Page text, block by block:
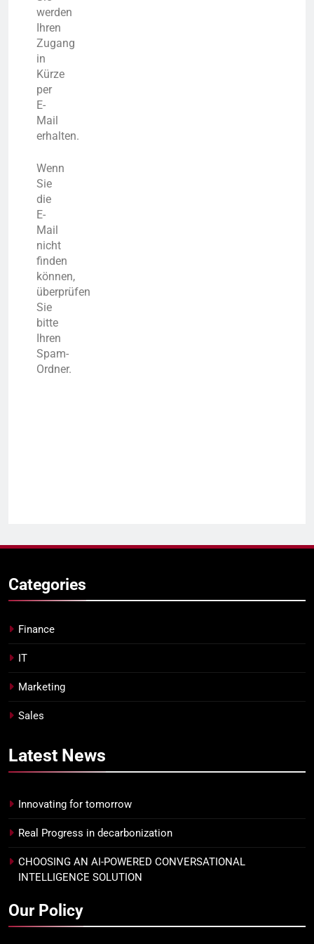
werden
Ihren
Zugang
in
Kürze
per
E-
Mail
erhalten.
Wenn
Sie
die
E-
Mail
nicht
finden
können,
überprüfen
Sie
bitte
Ihren
Spam-
Ordner.
Categories
Finance
IT
Marketing
Sales
Latest News
Innovating for tomorrow
Real Progress in decarbonization
CHOOSING AN AI-POWERED CONVERSATIONAL
INTELLIGENCE SOLUTION
Our Policy